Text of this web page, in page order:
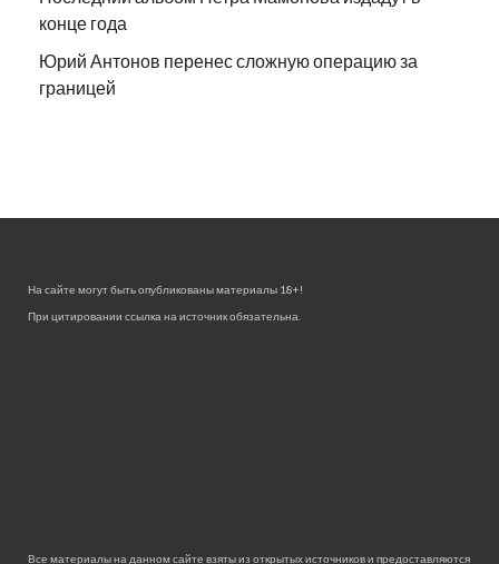
конце года
Юрий Антонов перенес сложную операцию за
границей
На сайте могут быть опубликованы материалы 18+!
При цитировании ссылка на источник обязательна.
Все материалы на данном сайте взяты из открытых источников и предоставляются